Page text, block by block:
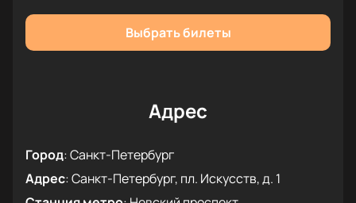
Успейте купить билеты на гала-концерт «Angelina.
Friends. Gala» уже сегодня. Бронируйте билеты на
нашем сайте и оплачивайте их наличными или
посредников и скрытых комиссий, не выходя из
Выбрать билеты
Адрес
Город:Санкт-Петербург
Адрес:Санкт-Петербург, пл. Искусств, д. 1